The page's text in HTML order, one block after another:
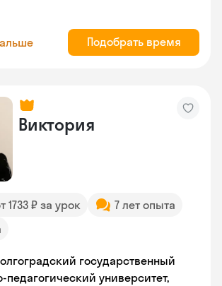
Подобрать время
Виктория
1733 ₽ за урок
7 лет опыта
государственный
педагогический университет,